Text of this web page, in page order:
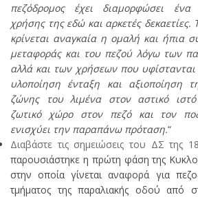
πεζόδρομος έχει διαμορφώσει ένα
χρήσης της εδώ και αρκετές δεκαετίες.
κρίνεται αναγκαία η ομαλή και ήπια
μεταφοράς και του πεζού λόγω των
αλλά και των χρήσεων που
υλοποίηση ένταξη και αξιοποίηση
ζώνης του λιμένα στον αστικό ιστό
ζωτικό χώρο στον πεζό και τον
ενισχύει την παραπάνω πρόταση.“
Διαβάστε τις σημειώσεις του ΔΣ της
παρουσιάστηκε η πρώτη φάση της
στην οποία γίνεται αναφορά για
τμήματος της παραλιακής οδού από